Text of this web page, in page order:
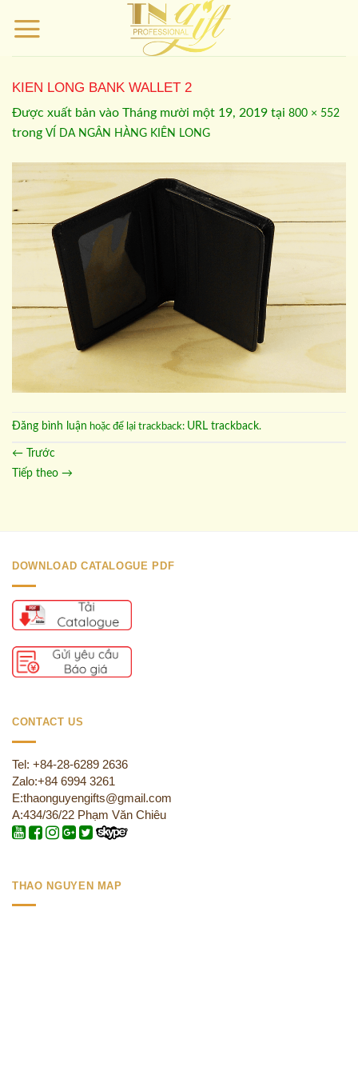
qua
KIEN LONG BANK WALLET 2
Được xuất bản vào Tháng mười một 19, 2019 tại 800 × 552
trong VÍ DA NGÂN HÀNG KIÊN LONG
Đăng bình luận hoặc để lại trackback: URL trackback.
← Trước
Tiếp theo →
DOWNLOAD CATALOGUE PDF
CONTACT US
Tel: +84-28-6289 2636
Zalo:+84 6994 3261
E:thaonguyengifts@gmail.com
A:434/36/22 Phạm Văn Chiêu
THAO NGUYEN MAP